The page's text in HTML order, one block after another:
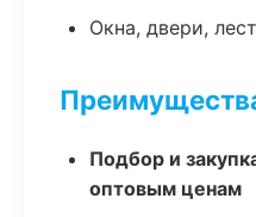
Окна, двери,
Подбор и
оптовым ценам